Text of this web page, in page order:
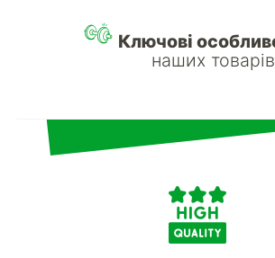
Ключові
наших товарів